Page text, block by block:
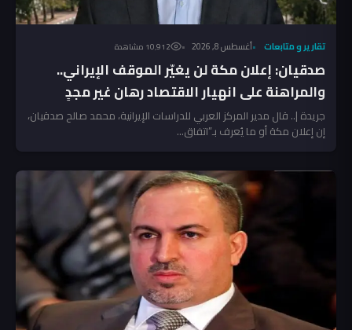
تقارير و متابعات أغسطس 8, 2026 10٬912 مشاهدة
صدقيان: إعلان مكة لن يغيّر الموقف الإيراني..
والمراهنة على انهيار الاقتصاد رهان غير مجدٍ
جريدة |.. قال مدير المركز العربي للدراسات الإيرانية، محمد صالح صدقيان،
إن إعلان مكة أو ما يُعرف بـ”اتفاق...